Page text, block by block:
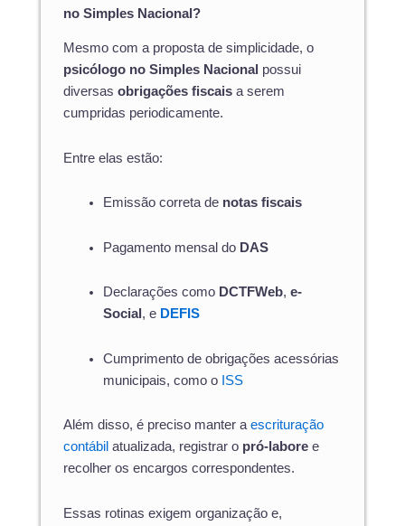
no Simples Nacional?
Mesmo com a proposta de simplicidade, o
psicólogo no Simples Nacional possui
diversas obrigações fiscais a serem
cumpridas periodicamente.
Entre elas estão:
Emissão correta de notas fiscais
Pagamento mensal do DAS
Declarações como DCTFWeb, e-
Social , e DEFIS
Cumprimento de obrigações acessórias
municipais, como o ISS
Além disso, é preciso manter aescrituração
contábil atualizada, registrar o pró-labore e
recolher os encargos correspondentes.
Essas rotinas exigem organização e,